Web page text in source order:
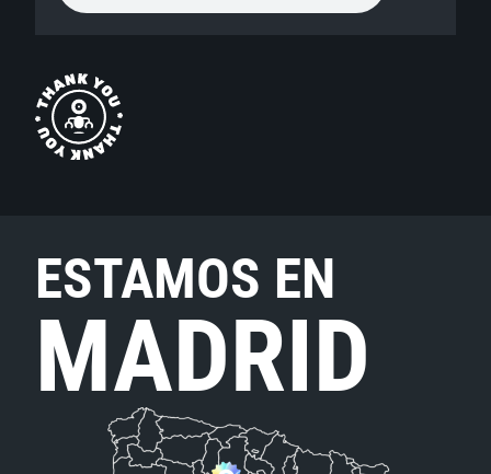
ESTAMOS EN
MADRID